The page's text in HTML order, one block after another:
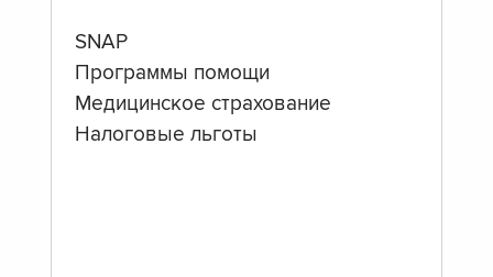
SNAP
Программы помощи
Медицинское страхование
Налоговые льготы